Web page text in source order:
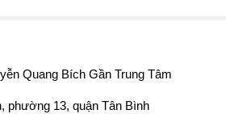
Quang Bích Gần Trung Tâm
phường 13, quận Tân Bình